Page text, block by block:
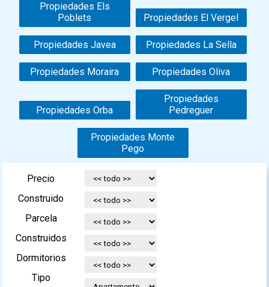
Propiedades Els
Poblets
Propiedades El Vergel
Propiedades Javea Propiedades La Sella
Propiedades Moraira Propiedades Oliva
Propiedades Orba
Propiedades
Pedreguer
Propiedades Monte
Pego
Precio
Construido
Parcela
Construidos
Dormitorios
Tipo